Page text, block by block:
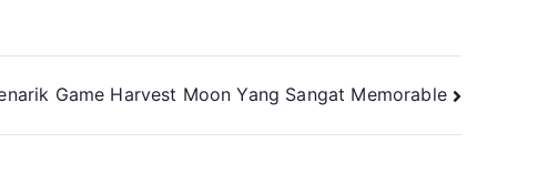
Game Harvest Moon Yang Sangat Memorable